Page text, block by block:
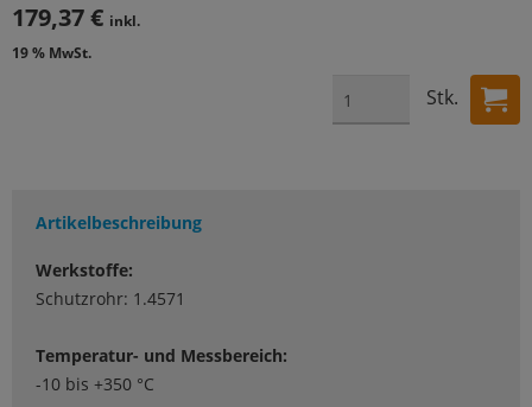
179,37 € inkl.
19 % MwSt.
Stk.
Artikelbeschreibung
Werkstoffe:
Schutzrohr: 1.4571
Temperatur- und Messbereich:
-10 bis +350 °C